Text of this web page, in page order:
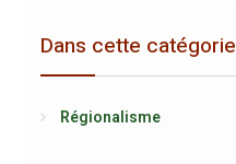
Dans cette catégorie
Régionalisme